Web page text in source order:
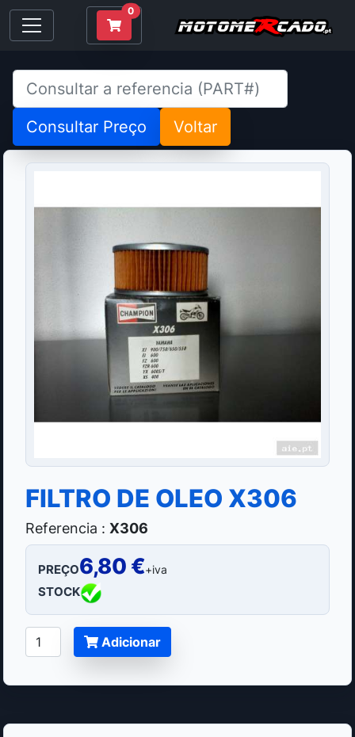
0
Consultar Preço Voltar
FILTRO DE OLEO X306
Referencia : X306
PREÇO6,80 €+iva
STOCK
Adicionar